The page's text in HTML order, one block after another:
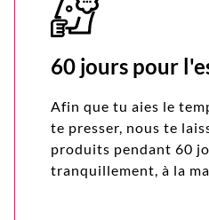
60 jours pour
Afin que tu aies le
te presser, nous te
produits pendant 60
tranquillement, à la